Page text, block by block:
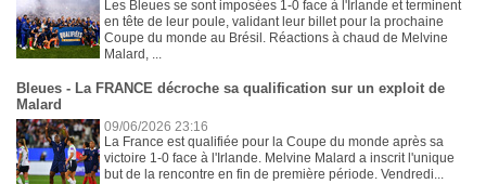
Les Bleues se sont imposées 1-0 face à l'Irlande et terminent
en tête de leur poule, validant leur billet pour la prochaine
Coupe du monde au Brésil. Réactions à chaud de Melvine
Malard, ...
Bleues - La FRANCE décroche sa qualification sur un exploit de
Malard
09/06/2026 23:16
La France est qualifiée pour la Coupe du monde après sa
victoire 1-0 face à l'Irlande. Melvine Malard a inscrit l'unique
but de la rencontre en fin de première période. Vendredi...